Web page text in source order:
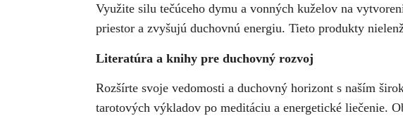
Využite silu tečúceho dymu a vonných kuželov na
priestor a zvyšujú duchovnú energiu. Tieto produkty
Literatúra a knihy pre duchovný rozvoj
Rozšírte svoje vedomosti a duchovný horizont s naším
tarotových výkladov po meditáciu a energetické liečenie.